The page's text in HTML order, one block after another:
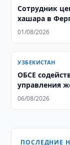
Сотрудник
хашара в
01/08/2026
УЗБЕКИСТАН
ОБСЕ
управления
Узбекистане
06/08/2026
ПОСЛЕДНИЕ